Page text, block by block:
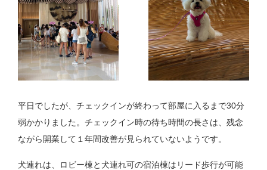
平日でしたが、チェックインが終わって部屋に入るまで30分
弱かかりました。チェックイン時の待ち時間の長さは、残念
ながら開業して１年間改善が見られていないようです。
犬連れは、ロビー棟と犬連れ可の宿泊棟はリード歩行が可能